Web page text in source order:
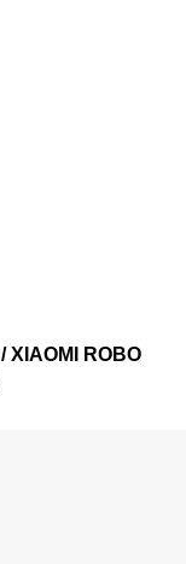
/ XIAOMI ROBO